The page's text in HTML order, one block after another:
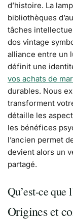
d’histoire. La
bibliothèques
tâches
dos vintage
alliance entre un
définit une
vos achats de
durables. Nous
transforment
détaille les
les bénéfices
l’ancien permet
devient alors un
partagé.
Qu’est-ce que
Origines et